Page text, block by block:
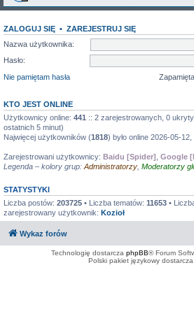
ZALOGUJ SIĘ • ZAREJESTRUJ SIĘ
Nazwa użytkownika:
Hasło:
Nie pamiętam hasła
KTO JEST ONLINE
Użytkownicy online: 441 :: 2 zarejestrowanych, 0
ostatnich 5 minut)
Najwięcej użytkowników (1818) było online 2026-05-12,
Zarejestrowani użytkownicy: Baidu [Spider] Google
Legenda – kolory grup: Administratorzy Moderatorzy
STATYSTYKI
Liczba postów: 203725 • Liczba tematów: 11653 •
zarejestrowany użytkownik: Kozioł
Wykaz forów
Technologię dostarcza phpBB® Forum
Polski pakiet językowy dostarcza